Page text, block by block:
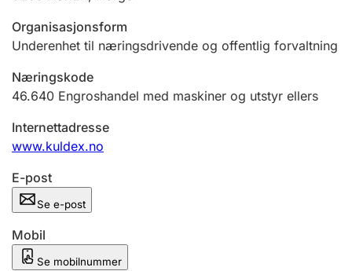
Andre tema
Organisasjonsform
Underenhet til næringsdrivende og offentlig forvaltning
Næringskode
46.640 Engroshandel med maskiner og utstyr ellers
Internettadresse
www.kuldex.no
E-post
Se e-post
Mobil
Se mobilnummer